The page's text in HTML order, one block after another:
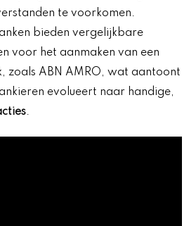
te voorkomen.
bieden vergelijkbare
voor het aanmaken van een
zoals ABN AMRO, wat aantoont
evolueert naar handige,
.